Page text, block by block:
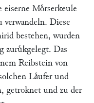
Moͤrserkeule
Diese
bestehen, wurden
zuruͤkgelegt. Das
Reibstein von
Laͤufer und
getroknet und zu der